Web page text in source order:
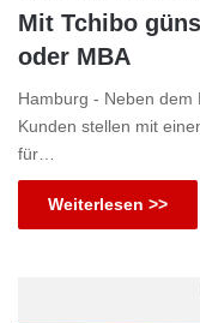
Mit Tchibo
oder MBA
Hamburg - Neben dem
Kunden stellen mit
für…
Weiterlesen >>